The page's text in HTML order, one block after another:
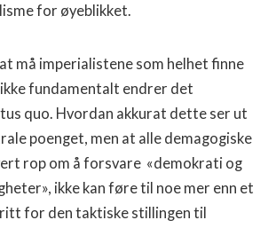
for øyeblikket.
må imperialistene som helhet finne
fundamentalt endrer det
quo. Hvordan akkurat dette ser ut
poenget, men at alle demagogiske
rop om å forsvare «demokrati og
ikke kan føre til noe mer enn et
for den taktiske stillingen til